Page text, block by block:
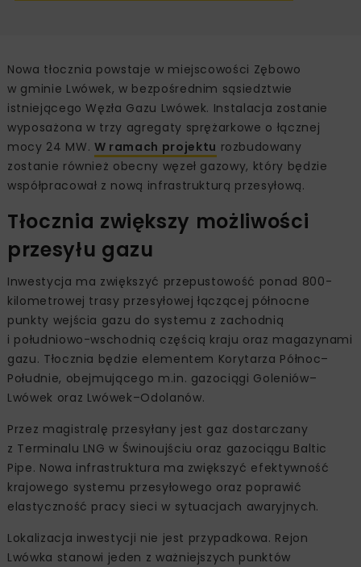
Nowa tłocznia powstaje w miejscowości Zębowo
w gminie Lwówek, w bezpośrednim sąsiedztwie
istniejącego Węzła Gazu Lwówek. Instalacja zostanie
wyposażona w trzy agregaty sprężarkowe o łącznej
mocy 24 MW. W ramach projektu rozbudowany
zostanie również obecny węzeł gazowy, który będzie
współpracował z nową infrastrukturą przesyłową.
Tłocznia zwiększy możliwości
przesyłu gazu
Inwestycja ma zwiększyć przepustowość ponad 800-
kilometrowej trasy przesyłowej łączącej północne
punkty wejścia gazu do systemu z zachodnią
i południowo-wschodnią częścią kraju oraz magazynami
gazu. Tłocznia będzie elementem Korytarza Północ–
Południe, obejmującego m.in. gazociągi Goleniów–
Lwówek oraz Lwówek–Odolanów.
Przez magistralę przesyłany jest gaz dostarczany
z Terminalu LNG w Świnoujściu oraz gazociągu Baltic
Pipe. Nowa infrastruktura ma zwiększyć efektywność
krajowego systemu przesyłowego oraz poprawić
elastyczność pracy sieci w sytuacjach awaryjnych.
Lokalizacja inwestycji nie jest przypadkowa. Rejon
Lwówka stanowi jeden z ważniejszych punktów